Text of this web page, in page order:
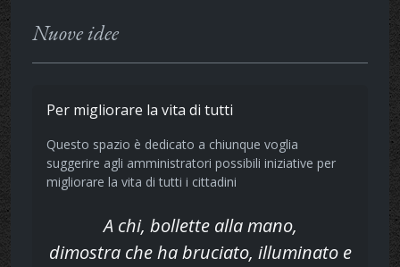
Nuove idee
Per migliorare la vita di tutti
Questo spazio è dedicato a chiunque voglia
suggerire agli amministratori possibili iniziative per
migliorare la vita di tutti i cittadini
A chi, bollette alla mano,
dimostra che ha bruciato, illuminato e